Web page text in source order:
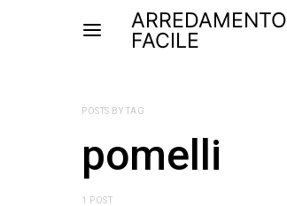
ARREDAMENTO
FACILE
POSTS BY TAG
pomelli
1 POST